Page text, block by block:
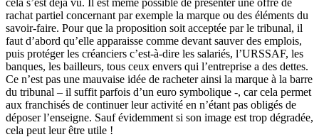
rachat partiel concernant par exemple la marque ou des éléments du
savoir-faire. Pour que la proposition soit acceptée par le tribunal, il
faut d’abord qu’elle apparaisse comme devant sauver des emplois,
puis protéger les créanciers c’est-à-dire les salariés, l’URSSAF, les
banques, les bailleurs, tous ceux envers qui l’entreprise a des dettes.
Ce n’est pas une mauvaise idée de racheter ainsi la marque à la barre
du tribunal – il suffit parfois d’un euro symbolique -, car cela permet
aux franchisés de continuer leur activité en n’étant pas obligés de
déposer l’enseigne. Sauf évidemment si son image est trop dégradée,
cela peut leur être utile !